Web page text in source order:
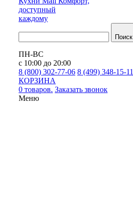
доступный
каждому
Поиск
ПН-ВС
с 10:00 до 20:00
8 (800) 302-77-06 8 (499) 348-15-11
КОРЗИНА
0 товаров. Заказать звонок
Меню